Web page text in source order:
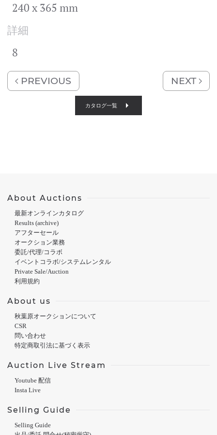
240 x 365 mm
詳細
8
PREVIOUS NEXT
カタログ一覧
About Auctions
最新オンラインカタログ
Results (archive)
アフターセール
オークション業務
委託/代理/コラボ
イベントコラボ/システムレンタル
Private Sale/Auction
利用規約
About us
秋葉原オークションについて
CSR
問い合わせ
特定商取引法に基づく表示
Auction Live Stream
Youtube 配信
Insta Live
Selling Guide
Selling Guide